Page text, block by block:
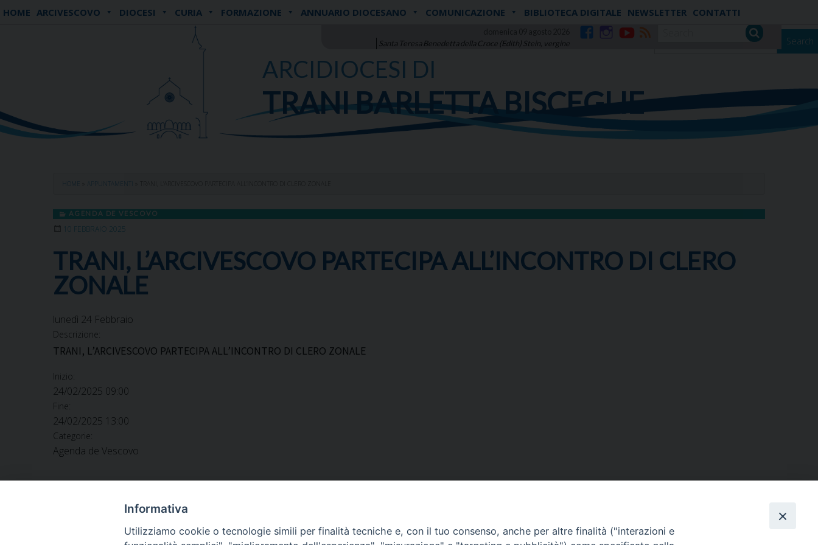
Skip
Santa Teresa Benedetta della Croce (Edith) Stein, vergine
HOME ARCIVESCOVO DIOCESI CURIA FORMAZIONE ANNUARIO DIOCESANO COMUNICAZIONE BIBLIOTECA DIGITALE NEWSLETTER CONTATTI
Search
ARCIDIOCESI DI
TRANI BARLETTA BISCEGLIE
HOME APPUNTAMENTI
AGENDA DE VESCOVO
10 FEBBRAIO 2025
TRANI, L’ARCIVESCOVO PARTECIPA ALL’INCONTRO DI CLERO
ZONALE
lunedì 24 Febbraio
Descrizione:
TRANI, L’ARCIVESCOVO PARTECIPA ALL’INCONTRO DI CLERO ZONALE
Inizio:
24/02/2025 09:00
Fine:
24/02/2025 13:00
Categorie:
Agenda de Vescovo
Informativa
Utilizziamo cookie o tecnologie simili per finalità tecniche e, con il tuo consenso, anche per altre finalità ("interazioni e